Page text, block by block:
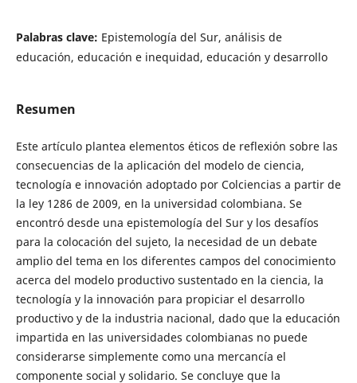
Palabras clave: Epistemología del Sur, análisis de
educación, educación e inequidad, educación y desarrollo
Resumen
Este artículo plantea elementos éticos de reflexión sobre las
consecuencias de la aplicación del modelo de ciencia,
tecnología e innovación adoptado por Colciencias a partir de
la ley 1286 de 2009, en la universidad colombiana. Se
encontró desde una epistemología del Sur y los desafíos
para la colocación del sujeto, la necesidad de un debate
amplio del tema en los diferentes campos del conocimiento
acerca del modelo productivo sustentado en la ciencia, la
tecnología y la innovación para propiciar el desarrollo
productivo y de la industria nacional, dado que la educación
impartida en las universidades colombianas no puede
considerarse simplemente como una mercancía el
componente social y solidario. Se concluye que la